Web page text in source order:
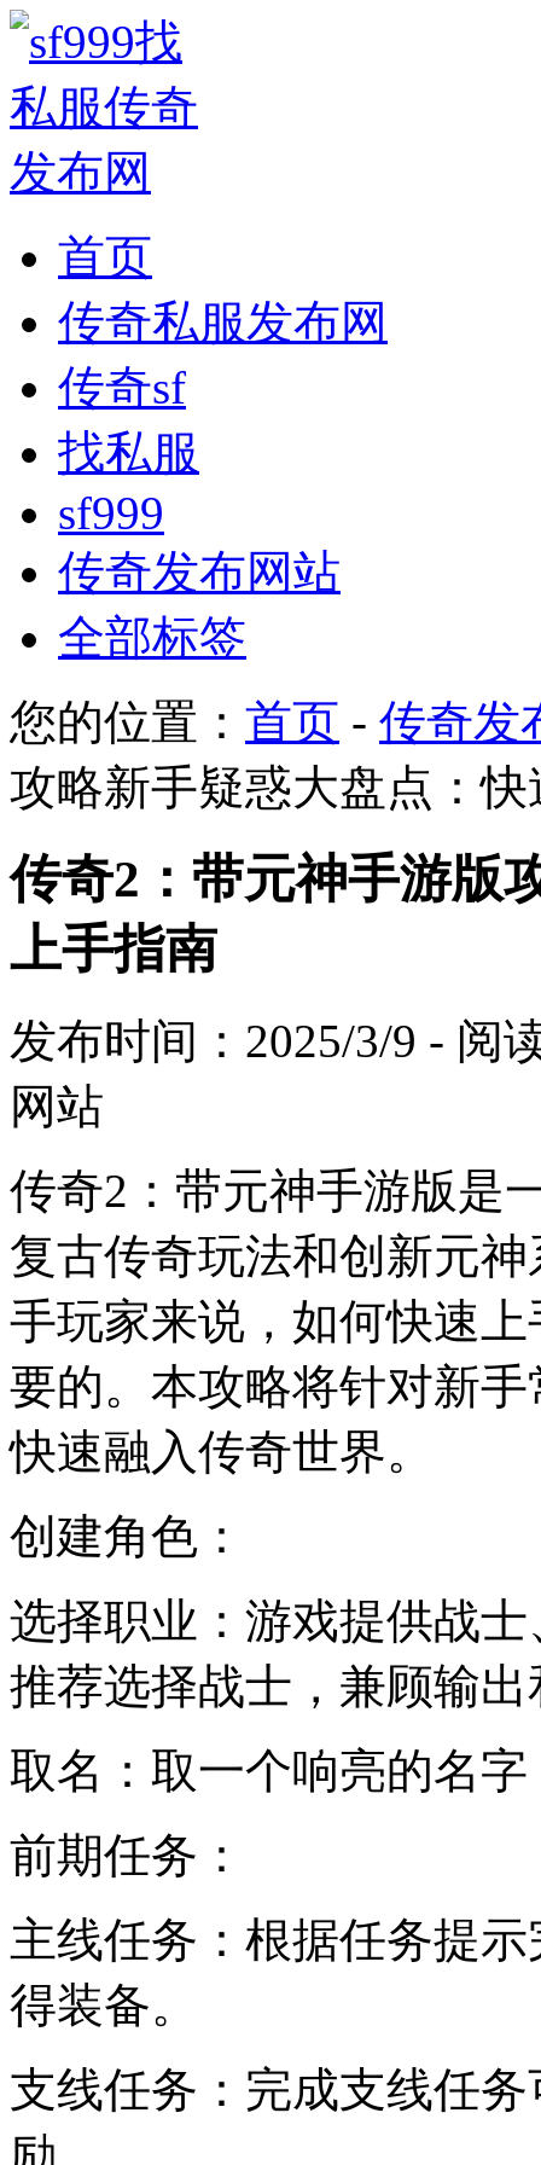
首页
传奇私服发布网
传奇sf
找私服
sf999
传奇发布网站
全部标签
您的位置： 首页 - 传奇发
攻略新手疑惑大盘点：
传奇2：带元神手游版
上手指南
发布时间：2025/3/9 - 阅
网站
传奇2：带元神手游版是
复古传奇玩法和创新元
手玩家来说，如何快速
要的。本攻略将针对新
快速融入传奇世界。
创建角色：
选择职业：游戏提供战
推荐选择战士，兼顾输
取名：取一个响亮的名
前期任务：
主线任务：根据任务提
得装备。
支线任务：完成支线任
励。